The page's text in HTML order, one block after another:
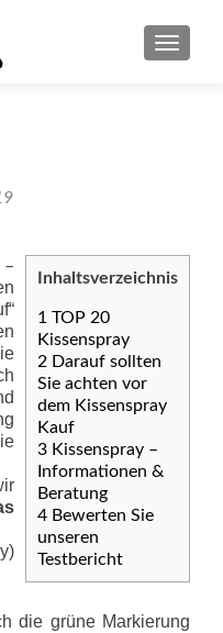
Inhaltsverzeichnis
1 TOP 20
Kissenspray
2 Darauf sollten
Sie achten vor
dem Kissenspray
Kauf
3 Kissenspray –
Informationen &
Beratung
4 Bewerten Sie
unseren
Testbericht
die grüne Markierung